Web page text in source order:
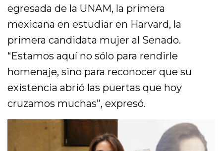
egresada de la UNAM, la primera
mexicana en estudiar en Harvard, la
primera candidata mujer al Senado.
“Estamos aquí no sólo para rendirle
homenaje, sino para reconocer que su
existencia abrió las puertas que hoy
cruzamos muchas”, expresó.